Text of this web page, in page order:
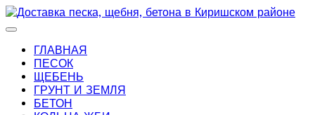
ГЛАВНАЯ
ПЕСОК
ЩЕБЕНЬ
ГРУНТ И ЗЕМЛЯ
БЕТОН